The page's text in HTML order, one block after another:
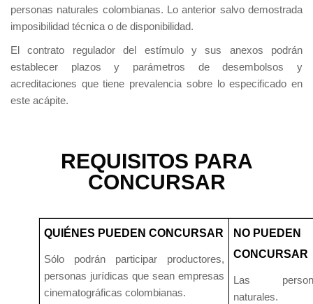
personas naturales colombianas. Lo anterior salvo demostrada
imposibilidad técnica o de disponibilidad.
El contrato regulador del estímulo y sus anexos podrán
establecer plazos y parámetros de desembolsos y
acreditaciones que tiene prevalencia sobre lo especificado en
este acápite.
REQUISITOS PARA
CONCURSAR
QUIÉNES PUEDEN CONCURSAR
Sólo podrán participar productores,
personas jurídicas que sean empresas
cinematográficas colombianas.
NO PUEDEN
CONCURSAR
Las
naturales.